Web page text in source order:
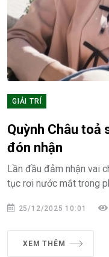
GIẢI TRÍ
Quỳnh Châu toả
đón nhận
Lần đầu đảm nhận vai
tục rơi nước mắt trong
25/12/2025 10:01
XEM THÊM